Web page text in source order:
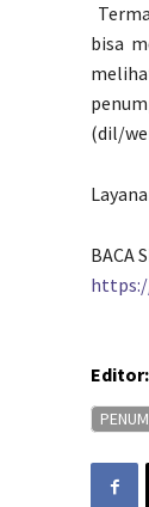
bisa
(dil/
BACA
Editor: